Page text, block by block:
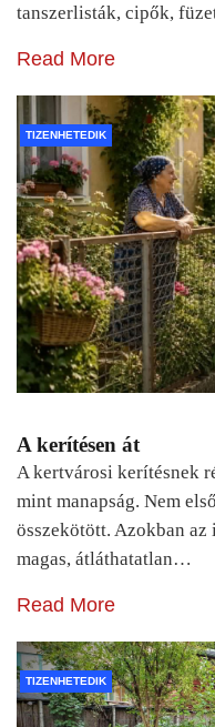
tanszerlisták, cipők,
Read More
TIZENHETEDIK
A kerítésen át
A kertvárosi kerítésnek
mint manapság. Nem
összekötött. Azokban
magas, átláthatatlan…
Read More
TIZENHETEDIK